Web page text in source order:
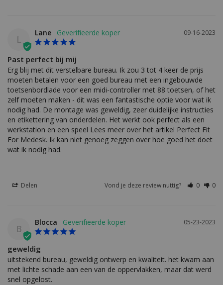
L
09-16-2023
Lane
Past perfect bij mij
Erg blij met dit verstelbare bureau. Ik zou 3 tot 4 keer de prijs
moeten betalen voor een goed bureau met een ingebouwde
toetsenbordlade voor een midi-controller met 88 toetsen, of het
zelf moeten maken - dit was een fantastische optie voor wat ik
nodig had. De montage was geweldig, zeer duidelijke instructies
en etikettering van onderdelen. Het werkt ook perfect als een
werkstation en een speel Lees meer over het artikel Perfect Fit
For Medesk. Ik kan niet genoeg zeggen over hoe goed het doet
wat ik nodig had.
Delen Vond je deze review nuttig? 0 0
B
05-23-2023
Blocca
geweldig
uitstekend bureau, geweldig ontwerp en kwaliteit. het kwam aan
met lichte schade aan een van de oppervlakken, maar dat werd
snel opgelost.